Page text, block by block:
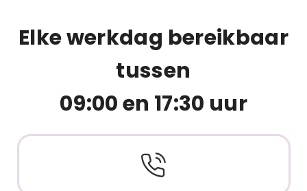
Elke werkdag bereikbaar
tussen
09:00 en 17:30 uur